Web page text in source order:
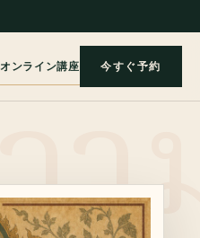
オンライン講座 今すぐ予約